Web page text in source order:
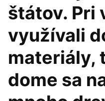
štátov. Pri
využívali
materiály,
dome sa